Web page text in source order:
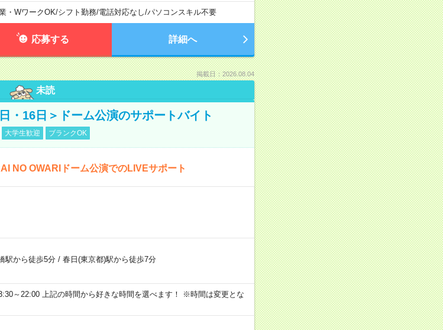
・WワークOK/シフト勤務/電話対応なし/パソコンスキル不要
応募する 詳細へ
掲載日：2026.08.04
未読
・16日＞ドーム公演のサポートバイト
大学生歓迎 ブランクOK
NO OWARIドーム公演でのLIVEサポート
駅から徒歩5分/ 春日(東京都)駅から徒歩7分
～22:00 上記の時間から好きな時間を選べます！ ※時間は変更とな